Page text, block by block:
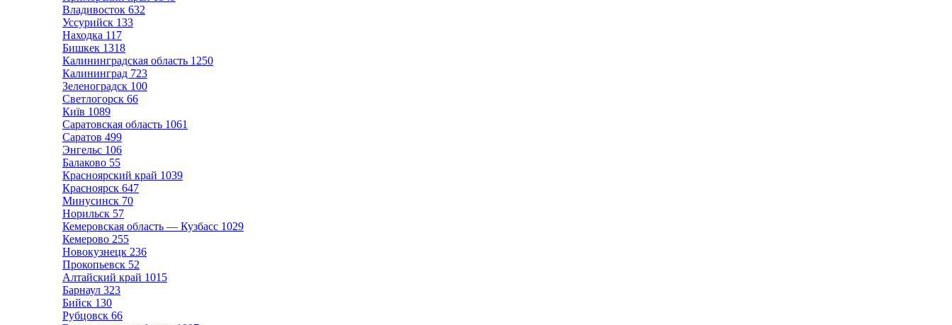
Владивосток 632
Уссурийск 133
Находка 117
Бишкек 1318
Калининградская область 1250
Калининград 723
Зеленоградск 100
Светлогорск 66
Київ 1089
Саратовская область 1061
Саратов 499
Энгельс 106
Балаково 55
Красноярский край 1039
Красноярск 647
Минусинск 70
Норильск 57
Кемеровская область — Кузбасс 1029
Кемерово 255
Новокузнецк 236
Прокопьевск 52
Алтайский край 1015
Барнаул 323
Бийск 130
Рубцовск 66